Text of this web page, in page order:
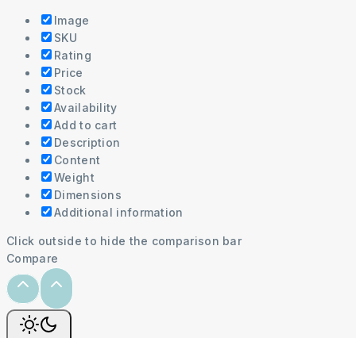
Image
SKU
Rating
Price
Stock
Availability
Add to cart
Description
Content
Weight
Dimensions
Additional information
Click outside to hide the comparison bar
Compare